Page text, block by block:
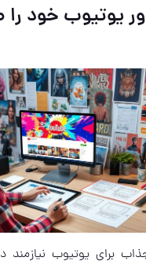
یوتیوب خود را
برای یوتیوب